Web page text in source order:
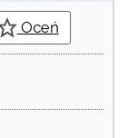
Oceń